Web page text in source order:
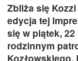
Zbliża się
edycja tej
się w piątek,
rodzinnym